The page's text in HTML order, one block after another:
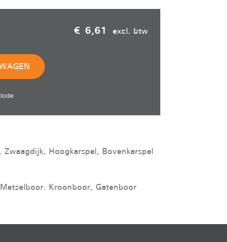
€ 6,61 excl. btw
Hoogkarspel, Bovenkarspel
Kroonboor, Gatenboor